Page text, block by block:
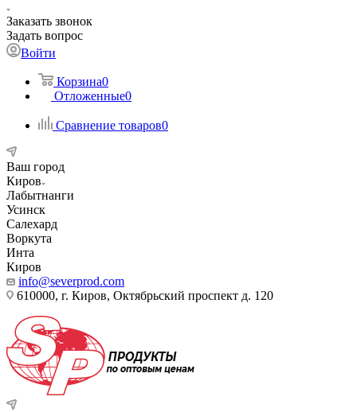
Заказать звонок
Задать вопрос
Войти
Корзина0
Отложенные0
Сравнение товаров0
Ваш город
Киров
Лабытнанги
Усинск
Салехард
Воркута
Инта
Киров
info@severprod.com
610000, г. Киров, Октябрьский проспект д. 120